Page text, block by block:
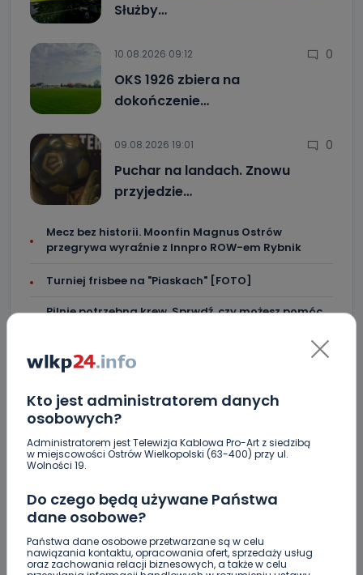
Kto jest administratorem danych
osobowych?
Administratorem jest Telewizja Kablowa Pro-Art z siedzibą
w miejscowości Ostrów Wielkopolski (63-400) przy ul.
Wolności 19.
Do czego będą używane Państwa
dane osobowe?
Państwa dane osobowe przetwarzane są w celu
nawiązania kontaktu, opracowania ofert, sprzedaży usług
oraz zachowania relacji biznesowych, a także w celu
Służby…
10.08.2026 09:12 0
OKS 1926 zbiera na
dokończenie…
09.08.2026 19:01 0
Puchar na landach. Znowu
przyjedzie…
Mecz bez historii. Moonfin Magnus Ostrów
przegrywa wyraźnie z Innpro ROW-em Rybnik
Turniej frisbee na "Piaskach" [FOTO]
Pilnie potrzebna krew. Sprwdź, czy możesz pomóc
Śmiertelny wypadek w Torzeńcu. Zginął
motocyklista
"Lawendowa" i "Pogodna" po remoncie. W której
gminie? [WIDEO]
Wielkopolanie coraz częściej wybierają pociągi.
Jak na tym tle wypadają Koleje Wielkopolskie?
Blisko 30 narodowości w jednej gminie. Ilu
faktycznie cudzoziemców zamieszkuje Mikstat?
Co się stanie z bluszczem na II LO? [WIDEO]